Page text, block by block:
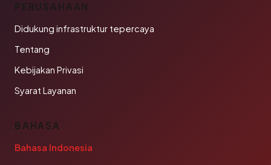
PERUSAHAAN
Didukung infrastruktur tepercaya
Tentang
Kebijakan Privasi
Syarat Layanan
BAHASA
Bahasa Indonesia